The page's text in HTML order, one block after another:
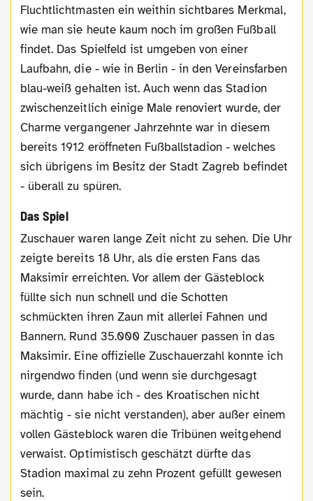
Fluchtlichtmasten ein weithin sichtbares Merkmal,
wie man sie heute kaum noch im großen Fußball
findet. Das Spielfeld ist umgeben von einer
Laufbahn, die - wie in Berlin - in den Vereinsfarben
blau-weiß gehalten ist. Auch wenn das Stadion
zwischenzeitlich einige Male renoviert wurde, der
Charme vergangener Jahrzehnte war in diesem
bereits 1912 eröffneten Fußballstadion - welches
sich übrigens im Besitz der Stadt Zagreb befindet
- überall zu spüren.
Das Spiel
Zuschauer waren lange Zeit nicht zu sehen. Die Uhr
zeigte bereits 18 Uhr, als die ersten Fans das
Maksimir erreichten. Vor allem der Gästeblock
füllte sich nun schnell und die Schotten
schmückten ihren Zaun mit allerlei Fahnen und
Bannern. Rund 35.000 Zuschauer passen in das
Maksimir. Eine offizielle Zuschauerzahl konnte ich
nirgendwo finden (und wenn sie durchgesagt
wurde, dann habe ich - des Kroatischen nicht
mächtig - sie nicht verstanden), aber außer einem
vollen Gästeblock waren die Tribünen weitgehend
verwaist. Optimistisch geschätzt dürfte das
Stadion maximal zu zehn Prozent gefüllt gewesen
sein.